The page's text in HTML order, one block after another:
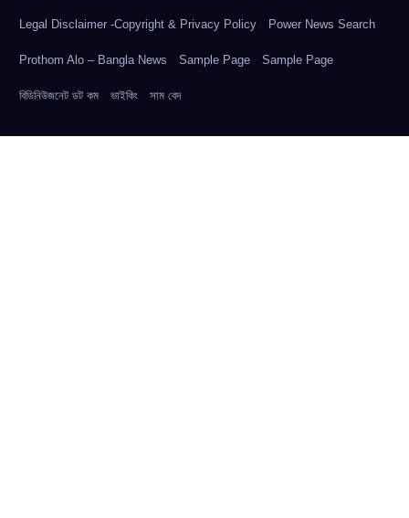
Legal Disclaimer -Copyright & Privacy Policy Power News Search
Prothom Alo – Bangla News Sample Page Sample Page
বিডিনিউজনেট ডট কম ভাইকিং সাম বেদ